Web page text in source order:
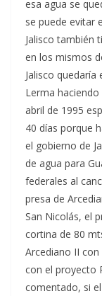
esa agua se
se puede evitar
Jalisco también
en los mismos
Jalisco
Lerma
abril de 1995
40 días porque
el gobierno de
de agua para
federales al
presa de
San Nicolás, el
cortina de 80
Arcediano II
con el proyecto
comentado, si